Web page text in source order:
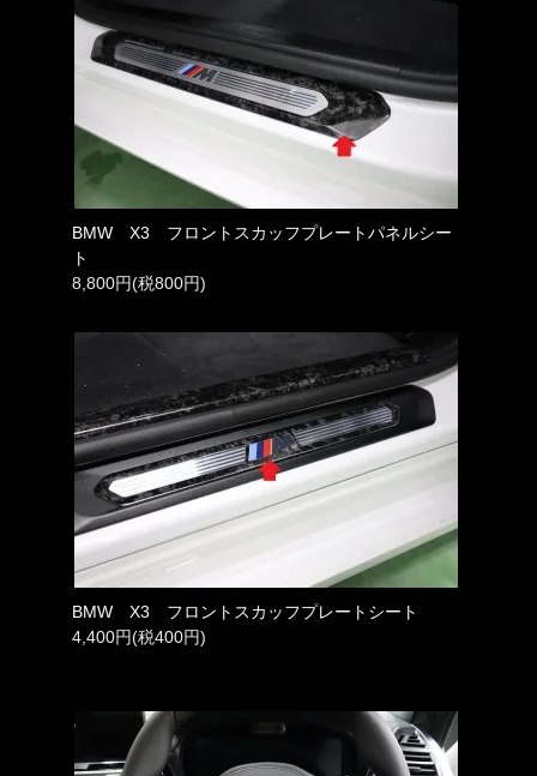
BMW X3 フロントスカッフプレートパネルシー
ト
8,800円(税800円)
BMW X3 フロントスカッフプレートシート
4,400円(税400円)